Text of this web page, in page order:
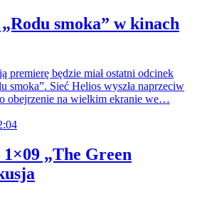
„Rodu smoka” w kinach
premierę będzie miał ostatni odcinek
smoka”. Sieć Helios wyszła naprzeciw
obejrzenie na wielkim ekranie we…
1×09 „The Green